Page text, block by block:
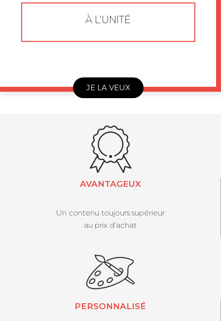
À L’UNITÉ
JE LA VEUX
AVANTAGEUX
Un contenu toujours supérieur
au prix d’achat
PERSONNALISÉ